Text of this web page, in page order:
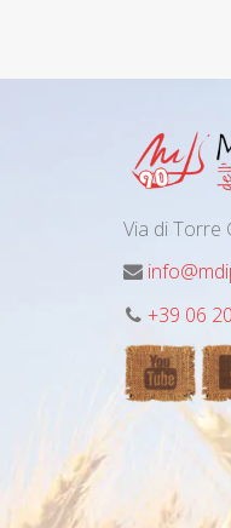
Via di Torre
+39 06